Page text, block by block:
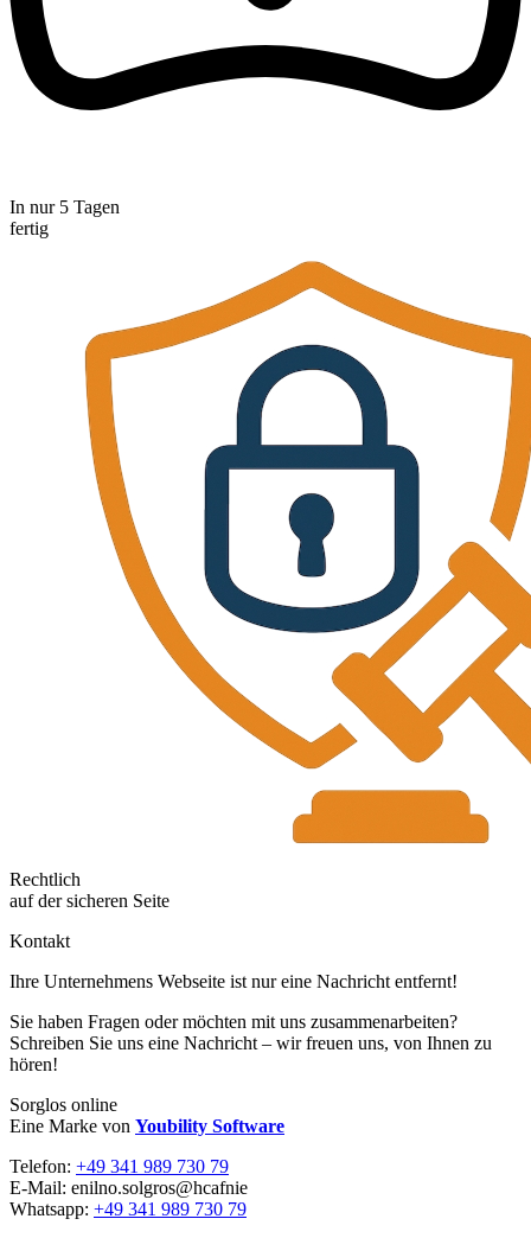
In nur 5 Tagen
fertig
Rechtlich
auf der sicheren Seite
Kontakt
Ihre Unternehmens Webseite ist nur eine Nachricht entfernt!
Sie haben Fragen oder möchten mit uns zusammenarbeiten?
Schreiben Sie uns eine Nachricht – wir freuen uns, von Ihnen zu
hören!
Sorglos online
Eine Marke von Youbility Software
Telefon: +49 341 989 730 79
E-Mail: enilno.solgros@hcafnie
Whatsapp: +49 341 989 730 79